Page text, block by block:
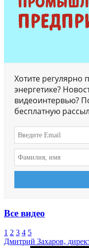
Хотите регулярно
энергетике?
видеоинтервью?
бесплатную
Все видео
1 2 3 4 5
Дмитрий Захаров,